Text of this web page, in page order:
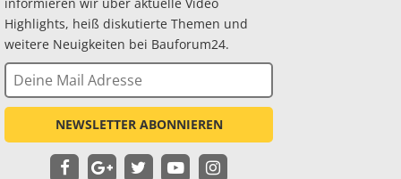
Highlights, heiß diskutierte Themen und
weitere Neuigkeiten bei Bauforum24.
NEWSLETTER ABONNIEREN